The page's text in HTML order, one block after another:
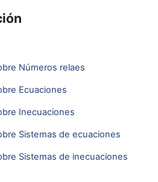
Números relaes
Ecuaciones
Inecuaciones
Sistemas de ecuaciones
Sistemas de inecuaciones